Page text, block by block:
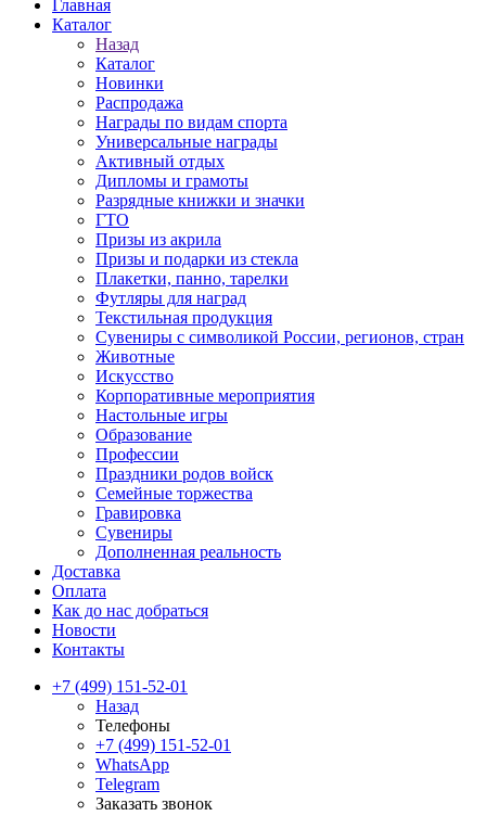
Главная
Каталог
Назад
Каталог
Новинки
Распродажа
Награды по видам спорта
Универсальные награды
Активный отдых
Дипломы и грамоты
Разрядные книжки и значки
ГТО
Призы из акрила
Призы и подарки из стекла
Плакетки, панно, тарелки
Футляры для наград
Текстильная продукция
Сувениры с символикой России, регионов, стран
Животные
Искусство
Корпоративные мероприятия
Настольные игры
Образование
Профессии
Праздники родов войск
Семейные торжества
Гравировка
Сувениры
Дополненная реальность
Доставка
Оплата
Как до нас добраться
Новости
Контакты
+7 (499) 151-52-01
Назад
Телефоны
+7 (499) 151-52-01
WhatsApp
Telegram
Заказать звонок